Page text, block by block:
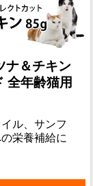
ナ＆チキン
全年齢猫用
ル、サンフ
栄養補給に